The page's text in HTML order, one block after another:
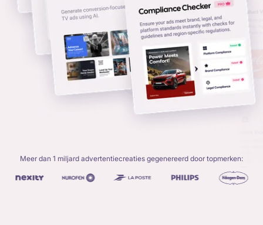
Meer dan 1 miljard advertentiecreaties gegenereerd door topmerken: